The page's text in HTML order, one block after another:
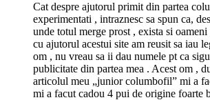
Cat despre ajutorul primit din partea
experimentati , intraznesc sa spun ca,
unde totul merge prost , exista si
cu ajutorul acestui site am reusit sa iau
om , nu vreau sa ii dau numele pt ca
publicitate din partea mea . Acest om ,
articolul meu „junior columbofil” mi a
mi a facut cadou 4 pui de origine foarte